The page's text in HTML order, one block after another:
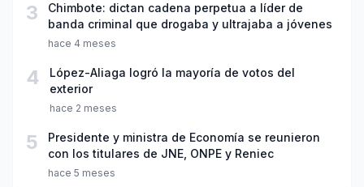
3
Chimbote: dictan cadena perpetua a líder de
banda criminal que drogaba y ultrajaba a jóvenes
hace 4 meses
4
López-Aliaga logró la mayoría de votos del
exterior
hace 2 meses
5
Presidente y ministra de Economía se reunieron
con los titulares de JNE, ONPE y Reniec
hace 5 meses